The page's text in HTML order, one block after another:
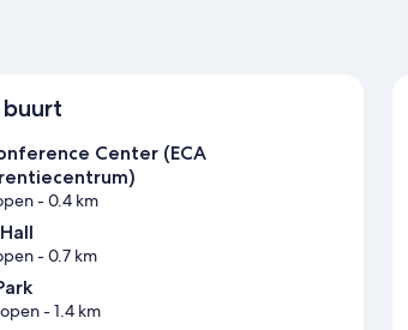
Center (ECA
- 0.4 km
- 0.7 km
- 1.4 km